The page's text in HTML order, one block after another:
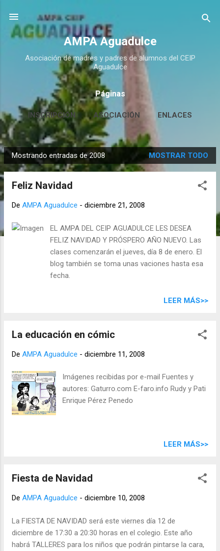
Ir al contenido principal
AMPA Aguadulce
Asociación de madres y padres de alumnos del CEIP
Aguadulce
Páginas
INSCRIPCIÓN ASOCIACIÓN ENLACES
CONTACTO MÁS… HUERTO ESCOLAR
E
n
Mostrando entradas de 2008 MOSTRAR TODO
Feliz Navidad
De AMPA Aguadulce - diciembre 21, 2008
EL AMPA DEL CEIP AGUADULCE LES DESEA
FELIZ NAVIDAD Y PRÓSPERO AÑO NUEVO. Las
clases comenzarán el jueves, día 8 de enero. El
blog también se toma unas vaciones hasta esa
fecha.
LEER MÁS>>
La educación en cómic
De AMPA Aguadulce - diciembre 11, 2008
Imágenes recibidas por e-mail Fuentes y
autores: Gaturro.com E-faro.info Rudy y Pati
Enrique Pérez Penedo
LEER MÁS>>
Fiesta de Navidad
De AMPA Aguadulce - diciembre 10, 2008
La FIESTA DE NAVIDAD será este viernes día 12 de
diciembre de 17:30 a 20:30 horas en el colegio. Este año
habrá TALLERES para los niños que podrán pintarse la cara,